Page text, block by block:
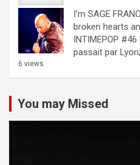
I’m SAGE
broken hearts
INTIMEPOP #46
passait par
6 views
You may Missed